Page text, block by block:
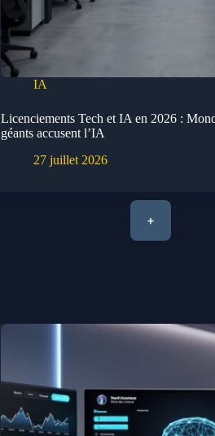
IA
Licenciements Tech et IA en 2026 :
géants accusent l’IA
27 juillet 2026
+